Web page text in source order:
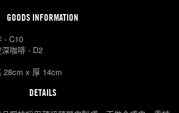
GOODS INFORMATION
- C10
咖啡 - D2
28cm x 厚 14cm
DETAILS